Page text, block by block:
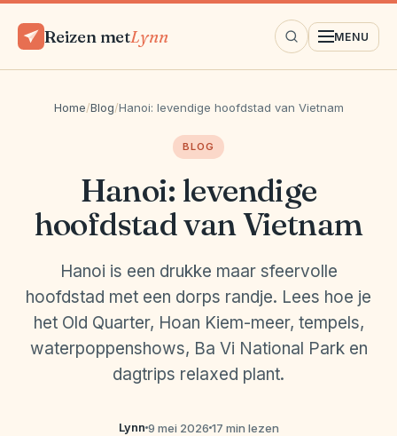
Reizen metLynn MENU
Home/Blog/Hanoi: levendige hoofdstad van Vietnam
BLOG
Hanoi: levendige
hoofdstad van Vietnam
Hanoi is een drukke maar sfeervolle
hoofdstad met een dorps randje. Lees hoe je
het Old Quarter, Hoan Kiem-meer, tempels,
waterpoppenshows, Ba Vi National Park en
dagtrips relaxed plant.
Lynn 9 mei 2026 17 min lezen